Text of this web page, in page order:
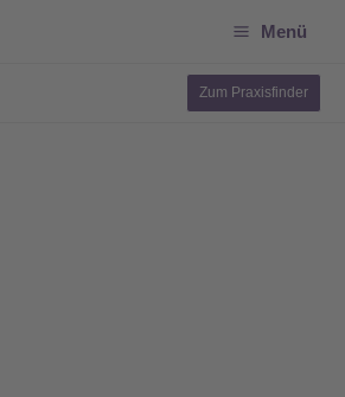
Menü
Zum Praxisfinder